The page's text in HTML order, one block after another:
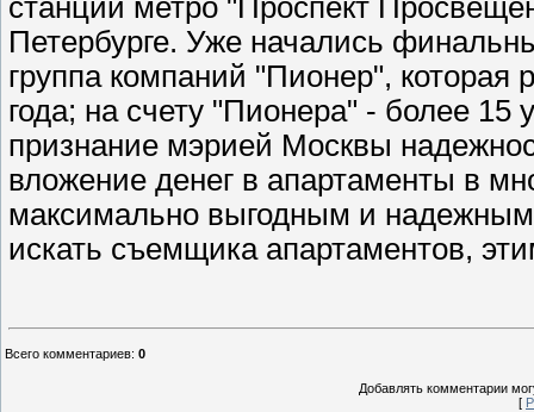
станции метро "Проспект
Петербурге. Уже начались
группа компаний "Пионер", которая
года; на счету "Пионера" - более
признание мэрией Москвы
вложение денег в апартаменты в
максимально выгодным и
искать съемщика апартаментов,
Всего комментариев: 0
Добавлять комментарии
[